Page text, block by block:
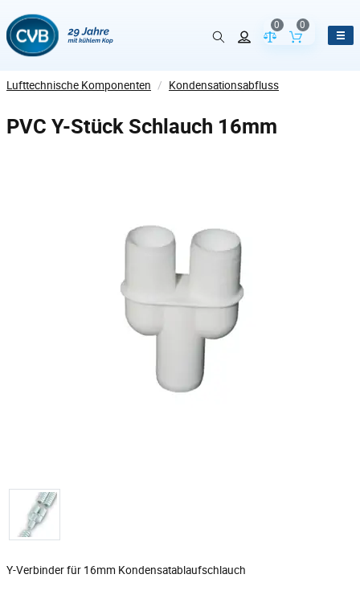
Vergleich der
0
Inhalt des
0
Lufttechnische Komponenten / Kondensationsabfluss
PVC Y-Stück Schlauch 16mm
Y-Verbinder für 16mm Kondensatablaufschlauch